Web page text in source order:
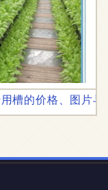
槽的价格、图片与